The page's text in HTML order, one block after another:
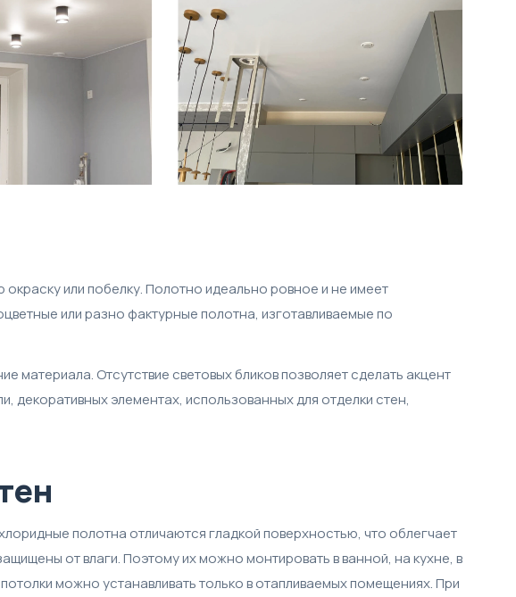
или побелку. Полотно идеально ровное и не имеет
или разно фактурные полотна, изготавливаемые по
материала. Отсутствие световых бликов позволяет сделать акцент
декоративных элементах, использованных для отделки стен,
полотна отличаются гладкой поверхностью, что облегчает
от влаги. Поэтому их можно монтировать в ванной, на кухне, в
можно устанавливать только в отапливаемых помещениях. При